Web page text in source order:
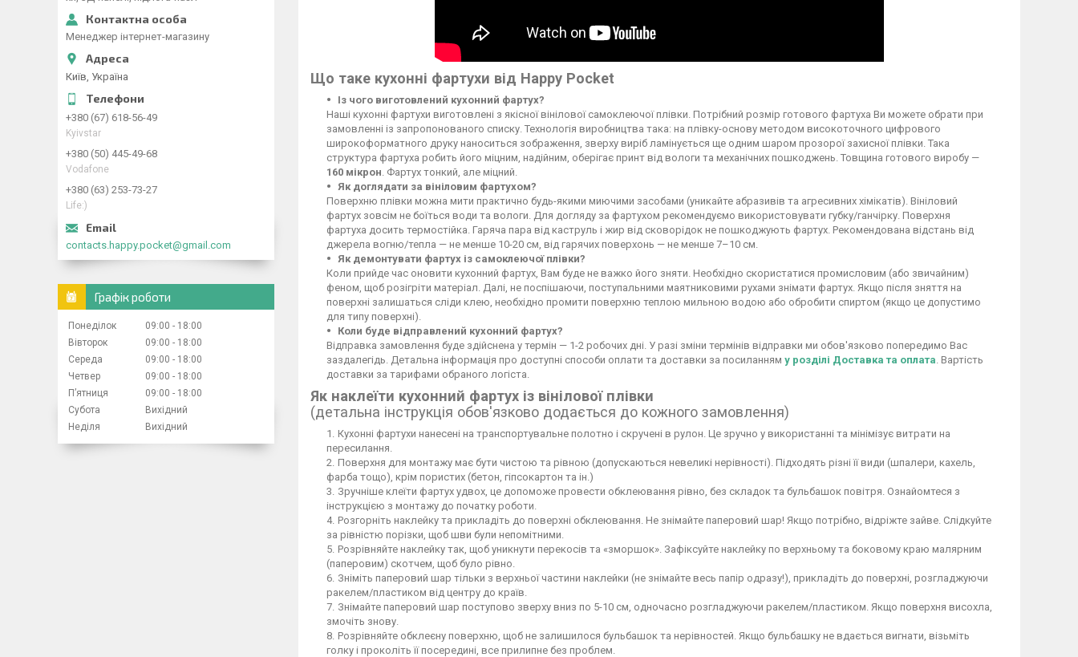
Що таке кухонні фартухи від Happy Pocket
Із чого виготовлений кухонний фартух?
Наші кухонні фартухи виготовлені з якісної вінілової самоклеючої плівки. Потрібний розмір готового фартуха Ви можете обрати при
замовленні із запропонованого списку. Технологія виробництва така: на плівку-основу методом високоточного цифрового
широкоформатного друку наноситься зображення, зверху виріб ламінується ще одним шаром прозорої захисної плівки. Така
структура фартуха робить його міцним, надійним, оберігає принт від вологи та механічних пошкоджень. Товщина готового виробу —
160 мікрон . Фартух тонкий, але міцний.
Як доглядати за вініловим фартухом?
Поверхню плівки можна мити практично будь-якими миючими засобами (уникайте абразивів та агресивних хімікатів). Вініловий
фартух зовсім не боїться води та вологи. Для догляду за фартухом рекомендуємо використовувати губку/ганчірку. Поверхня
фартуха досить термостійка. Гаряча пара від каструль і жир від сковорідок не пошкоджують фартух. Рекомендована відстань від
джерела вогню/тепла — не менше 10-20 см, від гарячих поверхонь — не менше 7–10 см.
Як демонтувати фартух із самоклеючої плівки?
Коли прийде час оновити кухонний фартух, Вам буде не важко його зняти. Необхідно скористатися промисловим (або звичайним)
феном, щоб розігріти матеріал. Далі, не поспішаючи, поступальними маятниковими рухами знімати фартух. Якщо після зняття на
поверхні залишаться сліди клею, необхідно промити поверхню теплою мильною водою або обробити спиртом (якщо це допустимо
для типу поверхні).
Коли буде відправлений кухонний фартух?
Відправка замовлення буде здійснена у термін — 1-2 робочих дні. У разі зміни термінів відправки ми обов'язково попередимо Вас
заздалегідь. Детальна інформація про доступні способи оплати та доставки за посиланням у розділі Доставка та оплата . Вартість
доставки за тарифами обраного логіста.
Як наклеїти кухонний фартух із вінілової плівки
(детальна інструкція обов'язково додається до кожного замовлення)
Кухонні фартухи нанесені на транспортувальне полотно і скручені в рулон. Це зручно у використанні та мінімізує витрати на
пересилання.
Поверхня для монтажу має бути чистою та рівною (допускаються невеликі нерівності). Підходять різні її види (шпалери, кахель,
фарба тощо), крім пористих (бетон, гіпсокартон та ін.)
Зручніше клеїти фартух удвох, це допоможе провести обклеювання рівно, без складок та бульбашок повітря. Ознайомтеся з
інструкцією з монтажу до початку роботи.
Розгорніть наклейку та прикладіть до поверхні обклеювання. Не знімайте паперовий шар! Якщо потрібно, відріжте зайве. Слідкуйте
за рівністю порізки, щоб шви були непомітними.
Розрівняйте наклейку так, щоб уникнути перекосів та «зморшок». Зафіксуйте наклейку по верхньому та боковому краю малярним
(паперовим) скотчем, щоб було рівно.
Зніміть паперовий шар тільки з верхньої частини наклейки (не знімайте весь папір одразу!), прикладіть до поверхні, розгладжуючи
ракелем/пластиком від центру до країв.
Знімайте паперовий шар поступово зверху вниз по 5-10 см, одночасно розгладжуючи ракелем/пластиком. Якщо поверхня висохла,
змочіть знову.
Розрівняйте обклеєну поверхню, щоб не залишилося бульбашок та нерівностей. Якщо бульбашку не вдається вигнати, візьміть
голку і проколіть її посередині, все прилипне без проблем.
Менеджер інтернет-магазину
Київ, Україна
+380 (67) 618-56-49
Kyivstar
+380 (50) 445-49-68
Vodafone
+380 (63) 253-73-27
Life:)
contacts.happy.pocket@gmail.com
Графік роботи
Понеділок 09:00
18:00
Вівторок
09:00
18:00
Середа
09:00
18:00
Четвер
09:00
18:00
Пʼятниця
09:00
18:00
Субота
Вихідний
Неділя
Вихідний